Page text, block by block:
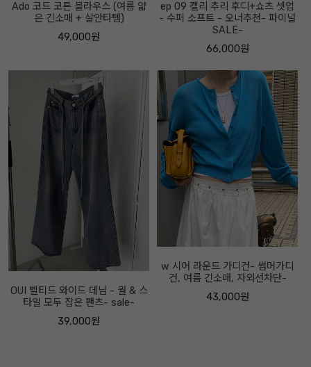
Ado 코드 코튼 블라우스 (여름 얇
은 긴소매 + 살안타템)
49,000원
ep 09 캘리 추리 후디+쇼츠 셋업
- 수퍼 소프트 - 오너추천- 파이널
SALE-
66,000원
OUI 벨티드 와이드 데님 - 퀄 & 스
타일 모두 잡은 팬츠- sale-
39,000원
w 시어 라운드 가디건- 썸머가디
건, 여름 긴소매, 자외선차단-
43,000원